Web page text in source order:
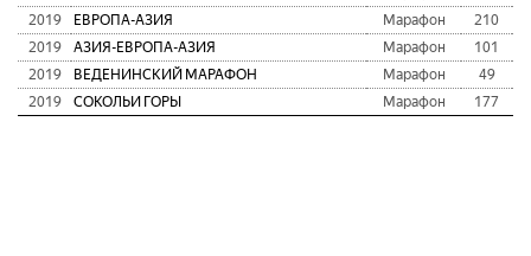
2019
ЕВРОПА-АЗИЯ Марафон 210
2019
АЗИЯ-ЕВРОПА-АЗИЯ Марафон
101
2019
ВЕДЕНИНСКИЙ МАРАФОН Марафон
49
2019
СОКОЛЬИ ГОРЫ Марафон 177